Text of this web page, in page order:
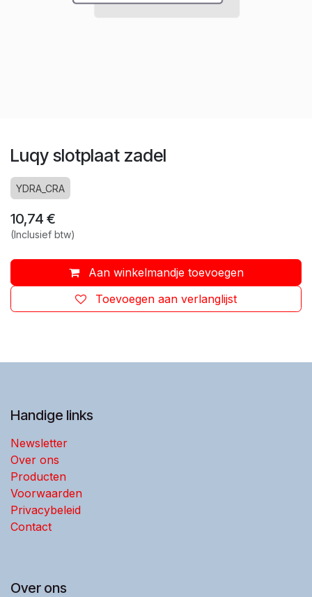
Luqy slotplaat zadel
YDRA_CRA
10,74 €
(Inclusief btw)
Aan winkelmandje toevoegen
Toevoegen aan verlanglijst
Handige links
Newsletter
Over ons
Producten
Voorwaarden
Privacybeleid
Contact
Over ons